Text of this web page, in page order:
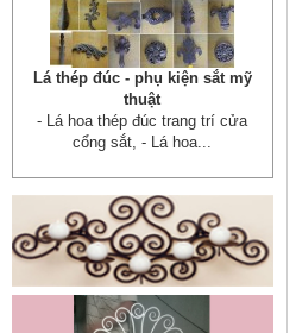
Cửa sắt mẫu 20
Cửa sắt đẹp cho không gian nhà
tuyệt đẹp Gia công sản xuất
cửa...
Mẫu bàn ghế 05